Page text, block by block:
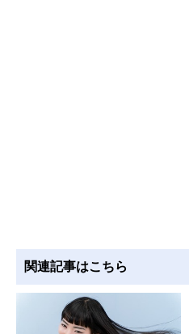
関連記事はこちら